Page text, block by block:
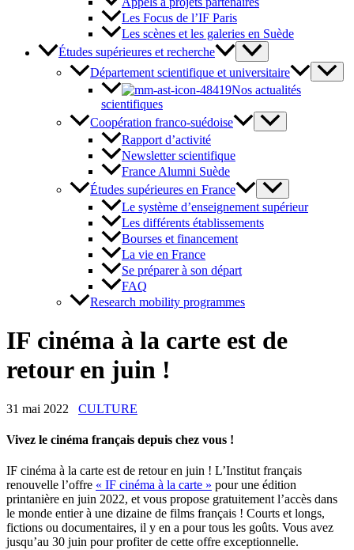
Les Focus de l’IF Paris
Les scènes et les galeries en Suède
Études supérieures et recherche
Département scientifique et universitaire
Nos actualités
scientifiques
Coopération franco-suédoise
Rapport d’activité
Newsletter scientifique
France Alumni Suède
Études supérieures en France
Le système d’enseignement supérieur
Les différents établissements
Bourses et financement
La vie en France
Se préparer à son départ
FAQ
Research mobility programmes
IF cinéma à la carte est de
retour en juin !
31 mai 2022 CULTURE
Vivez le cinéma français depuis chez vous !
IF cinéma à la carte est de retour en juin ! L’Institut français
renouvelle l’offre « IF cinéma à la carte » pour une édition
printanière en juin 2022, et vous propose gratuitement l’accès dans
le monde entier à une dizaine de films français ! Courts et longs,
fictions ou documentaires, il y en a pour tous les goûts. Vous avez
jusqu’au 30 juin pour profiter de cette offre exceptionnelle.